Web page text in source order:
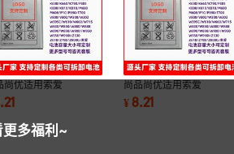
尚优适用索爱
W850/W880/W888/W890
BST33锂电池
尚品尚优适用索爱
W898/W900I/W950/
BST33锂电池
¥8.21
多福利~